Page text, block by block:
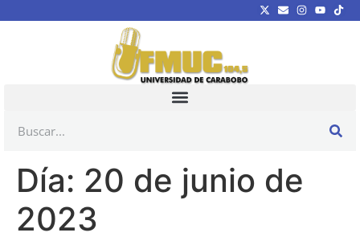
Día: 20 de junio de
2023